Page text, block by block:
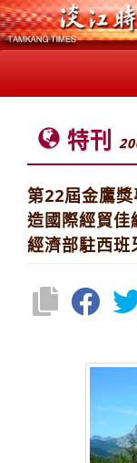
特刊
第22屆金鷹
造國際經貿佳
經濟部駐西班